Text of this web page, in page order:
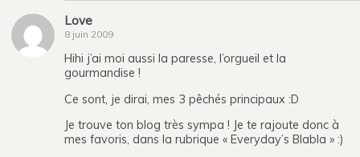
Love
8 juin 2009
Hihi j’ai moi aussi la paresse, l’orgueil et la
gourmandise !
Ce sont, je dirai, mes 3 pêchés principaux :D
Je trouve ton blog très sympa ! Je te rajoute donc à
mes favoris, dans la rubrique « Everyday’s Blabla » :)